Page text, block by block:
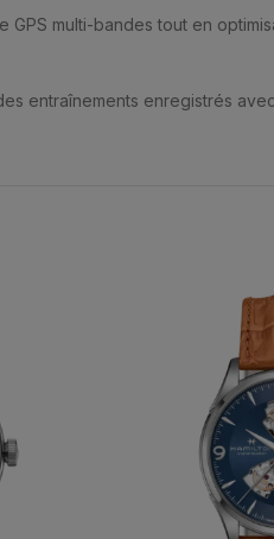
multi-bandes tout en
entraînements enregistrés